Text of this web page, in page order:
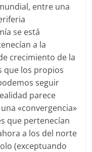
entre una
se está
a la
crecimiento de la
que los propios
seguir
parece
«convergencia»
que pertenecían
a los del norte
(exceptuando